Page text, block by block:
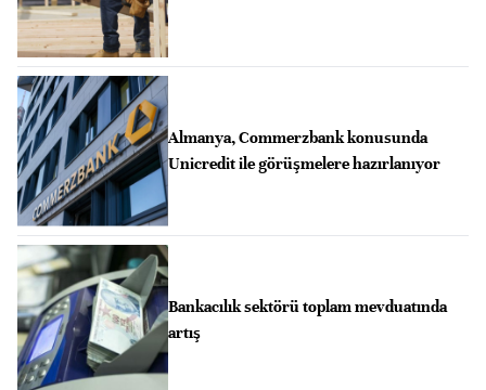
Almanya, Commerzbank konusunda
Unicredit ile görüşmelere hazırlanıyor
Bankacılık sektörü toplam mevduatında
artış